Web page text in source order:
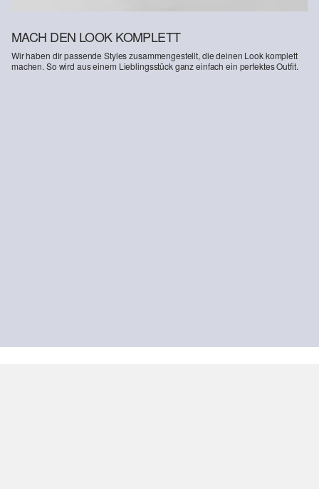
MACH DEN LOOK KOMPLETT
Wir haben dir passende Styles zusammengestellt, die deinen Look komplett
machen. So wird aus einem Lieblingsstück ganz einfach ein perfektes Outfit.